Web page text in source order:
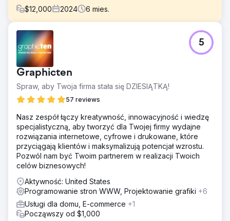
$12,000 2024 6 mies.
Problem
Klient posiadał samodzielnie działającą stronę
internetową, która nie generowała połączeń ani leadów.
Jego obecność w Google nie przynosiła żadnych
korzyści biznesowych, a stronie brakowało struktury,
treści i sygnałów zaufania niezbędnych do konkurowania
na rynku lokalnym. Byli niewidoczni tam, gdzie to było
najważniejsze: w wynikach wyszukiwania, gdy potencjalni
klienci ich potrzebowali.
Rozwiązanie
Zastąpiliśmy witrynę „zrób to sam” profesjonalnie
stworzoną witryną, zoptymalizowaną od podstaw pod
kątem wyszukiwania lokalnego i konwersji. Strony usług
zostały ustrukturyzowane wokół lokalnych słów
kluczowych o wysokiej intencji i z wyraźnymi sygnałami
lokalizacji. Profil firmy w Google został dostosowany do
nowej witryny, a każda strona zawierała bezpośrednią
ścieżkę do kontaktu, ułatwiając odwiedzającym kontakt
telefoniczny lub prośbę o wycenę.
Graphicten
Spraw, aby Twoja firma stała się DZIESIĄTKĄ!
57 reviews
5
Nasz zespół łączy kreatywność, innowacyjność i wiedzę
specjalistyczną, aby tworzyć dla Twojej firmy wydajne
rozwiązania internetowe, cyfrowe i drukowane, które
przyciągają klientów i maksymalizują potencjał wzrostu.
Pozwól nam być Twoim partnerem w realizacji Twoich
celów biznesowych!
Aktywność: United States
Programowanie stron WWW, Projektowanie grafiki +6
Usługi dla domu, E-commerce +1
Począwszy od $1,000